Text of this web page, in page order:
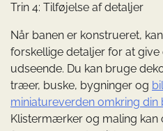
Trin 4: Tilføjelse af detaljer
Når banen er konstrueret,
forskellige detaljer for at give
udseende. Du kan bruge
træer, buske, bygninger og
miniatureverden omkring din
Klistermærker og maling kan